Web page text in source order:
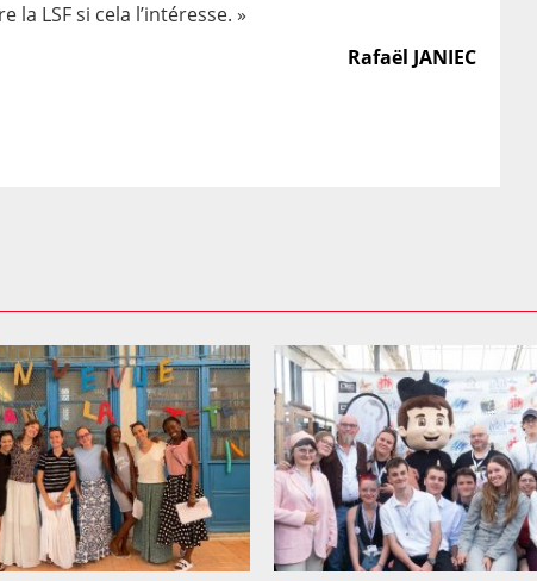
LSF si cela l’intéresse. »
Rafaël JANIEC